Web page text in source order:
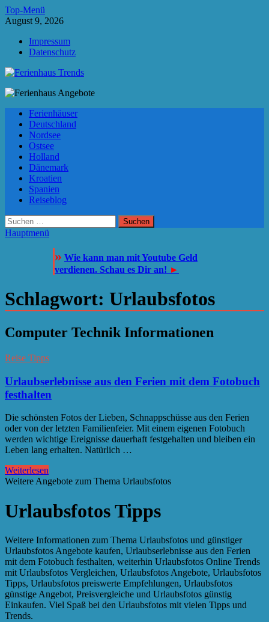
Zum
Inhalt
Top-Menü
August 9, 2026
Impressum
Datenschutz
Ferienhaus Trends
Ferienhäuser
Deutschland
Nordsee
Ostsee
Holland
Dänemark
Kroatien
Spanien
Reiseblog
Suchen
nach:
Hauptmenü
» Wie kann man mit Youtube Geld
verdienen. Schau es Dir an! ►
Schlagwort: Urlaubsfotos
Computer Technik Informationen
Reise Tipps
Urlaubserlebnisse aus den Ferien mit dem Fotobuch
festhalten
Die schönsten Fotos der Lieben, Schnappschüsse aus den Ferien
oder von der letzten Familienfeier. Mit einem eigenen Fotobuch
werden wichtige Ereignisse dauerhaft festgehalten und bleiben ein
Leben lang erhalten. Natürlich …
Weiterlesen
Weitere Angebote zum Thema Urlaubsfotos
Urlaubsfotos Tipps
Weitere Informationen zum Thema Urlaubsfotos und günstiger
Urlaubsfotos Angebote kaufen, Urlaubserlebnisse aus den Ferien
mit dem Fotobuch festhalten, weiterhin Urlaubsfotos Online Trends
mit Urlaubsfotos Vergleichen, Urlaubsfotos Angebote, Urlaubsfotos
Tipps, Urlaubsfotos preiswerte Empfehlungen, Urlaubsfotos
günstige Angebot, Preisvergleiche und Urlaubsfotos günstig
Einkaufen. Viel Spaß bei den Urlaubsfotos mit vielen Tipps und
Trends.